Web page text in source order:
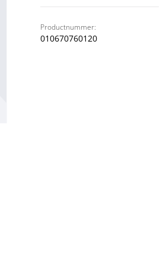
Productnummer:
010670760120